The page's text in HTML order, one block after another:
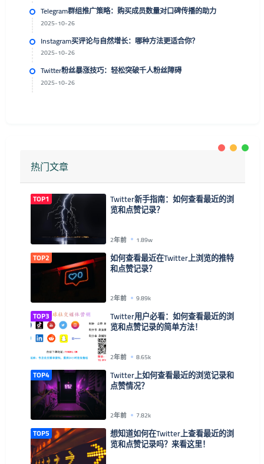
Telegram群组推广策略：购买成员数量对口碑传播的助力
2025-10-26
Instagram买评论与自然增长：哪种方法更适合你？
2025-10-26
Twitter粉丝暴涨技巧：轻松突破千人粉丝障碍
2025-10-26
热门文章
TOP1 Twitter新手指南：如何查看最近的浏
览和点赞记录？
2年前 1.89w
TOP2 如何查看最近在Twitter上浏览的推特
和点赞记录？
2年前 9.89k
TOP3 Twitter用户必看：如何查看最近的浏
览和点赞记录的简单方法！
2年前 8.65k
TOP4 Twitter上如何查看最近的浏览记录和
点赞情况？
2年前 7.82k
TOP5 想知道如何在Twitter上查看最近的浏
览和点赞记录吗？来看这里！